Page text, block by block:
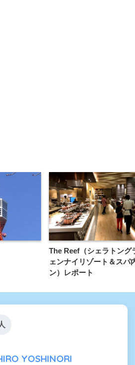
The Reef（シェラトング
ェンナイリゾート＆スパ
ン）レポート
YOSHINORI